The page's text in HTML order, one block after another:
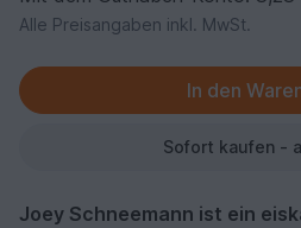
Alle Preisangaben inkl. MwSt.
Sofort kaufen -
Joey Schneemann ist ein